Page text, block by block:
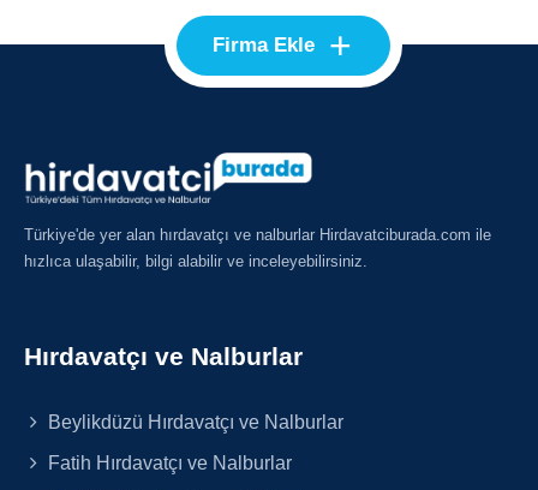
Firma Ekle +
Türkiye'de yer alan hırdavatçı ve nalburlar Hirdavatciburada.com ile
hızlıca ulaşabilir, bilgi alabilir ve inceleyebilirsiniz.
Hırdavatçı ve Nalburlar
Beylikdüzü Hırdavatçı ve Nalburlar
Fatih Hırdavatçı ve Nalburlar